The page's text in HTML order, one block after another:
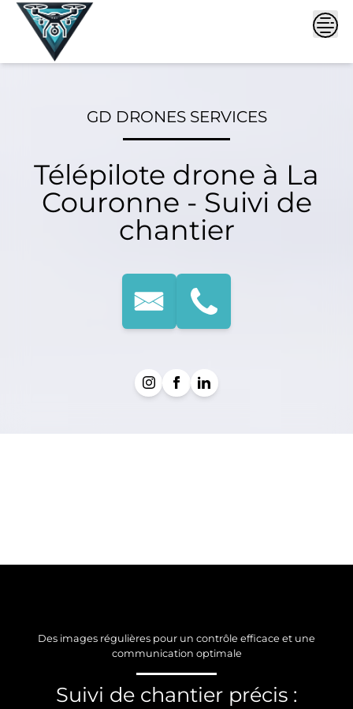
Skip
GD DRONES SERVICES
Télépilote drone à La
Couronne - Suivi de
chantier
Des images régulières pour un contrôle efficace et une
communication optimale
Suivi de chantier précis :